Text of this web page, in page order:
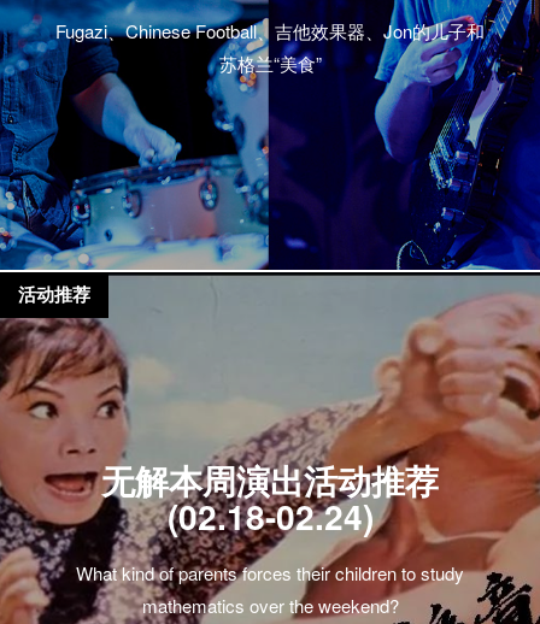
Fugazi、Chinese Football、吉他效果器、Jon的儿子和
苏格兰“美食”
无解本周演出活动推荐
(02.18-02.24)
What kind of parents forces their children to study
mathematics over the weekend?
活动推荐